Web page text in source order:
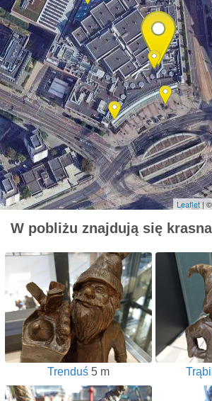
Leaflet|
W pobliżu znajdują się
Trenduś 5 m